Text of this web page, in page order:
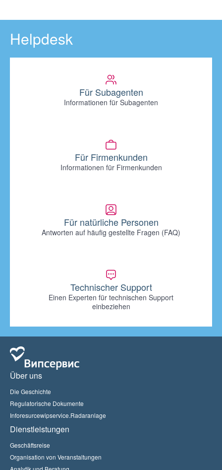
Helpdesk
Für Subagenten
Informationen für Subagenten
Für Firmenkunden
Informationen für Firmenkunden
Für natürliche Personen
Antworten auf häufig gestellte Fragen (FAQ)
Technischer Support
Einen Experten für technischen Support
einbeziehen
Über uns
Die Geschichte
Regulatorische Dokumente
Inforesurcewipservice.Radaranlage
Dienstleistungen
Geschäftsreise
Organisation von Veranstaltungen